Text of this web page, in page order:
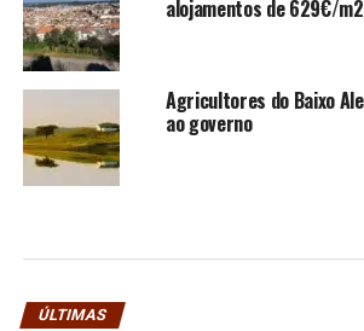
alojamentos de 629€/m2
Agricultores do Baixo
ao governo
ÚLTIMAS